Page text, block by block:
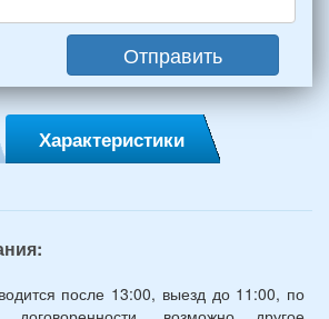
Отправить
Характеристики
после 13:00, выезд до 11:00, по